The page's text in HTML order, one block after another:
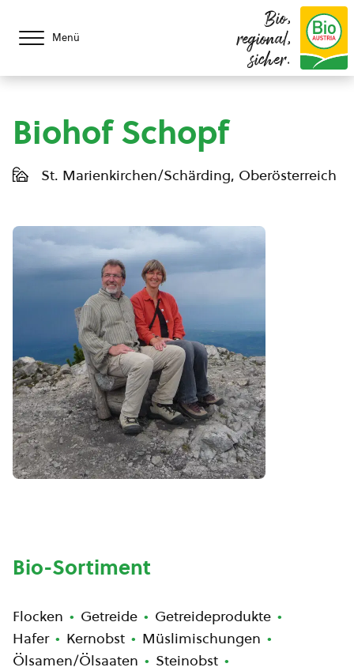
Menü
Bio,
regional,
sicher.
Biohof Schopf
St. Marienkirchen/Schärding, Oberösterreich
Bio-Sortiment
Flocken Getreide
Getreideprodukte
Hafer
Kernobst
Müslimischungen
Ölsamen/Ölsaaten
Steinobst